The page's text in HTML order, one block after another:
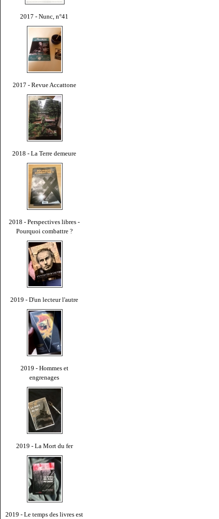
2017 - Nunc, n°41
2017 - Revue Accattone
2018 - La Terre demeure
2018 - Perspectives libres -
Pourquoi combattre ?
2019 - D'un lecteur l'autre
2019 - Hommes et
engrenages
2019 - La Mort du fer
2019 - Le temps des livres est